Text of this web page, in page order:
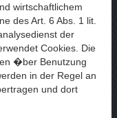
wirtschaftlichem
des Art. 6 Abs. 1 lit.
der
Cookies. Die
�ber Benutzung
in der Regel an
und dort